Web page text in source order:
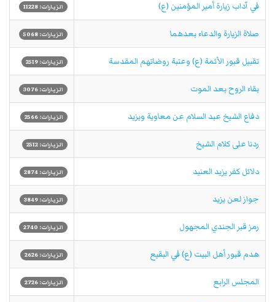
في آداب زيارة أمير المؤمنين (ع) الزيارات: 11228
صلاة الزيارة والدعاء بعدهما الزيارات: 5068
تقبيل قبور الأئمة (ع) وعتبة روضاتهم المقدسة الزيارات: 2519
بقاء الروح بعد الموت الزيارات: 3076
دفاع الشيخ عبد السلام عن معاوية ويزيد الزيارات: 2566
ردنا على كلام الشيخ الزيارات: 2512
دلائل كفر يزيد العنيد الزيارات: 2874
جواز لعن يزيد الزيارات: 3849
رمز قبر الجندي المجهول الزيارات: 2740
هدم قبور أهل البيت (ع) في البقيع الزيارات: 2626
المجلس الرابع الزيارات: 2726